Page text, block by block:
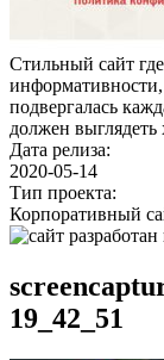
Стильный сайт
подвергалась
должен
Дата релиза:
2020-05-14
Тип проекта:
Корпоративный
19_42_51